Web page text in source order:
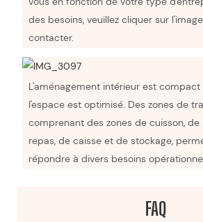
des besoins, veuillez cliquer sur
contacter.
L'aménagement intérieur est
l'espace est optimisé. Des zones de
comprenant des zones de cuisson,
repas, de caisse et de stockage,
répondre à divers besoins
FAQ